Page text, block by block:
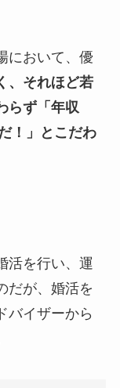
において、優
、それほど若
らず「年収
！」とこだわ
活を行い、運
だが、婚活を
バイザーから